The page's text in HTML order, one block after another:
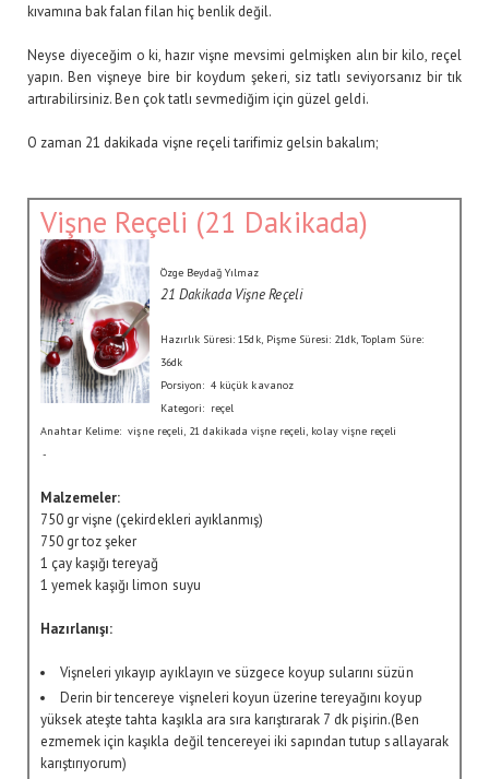
kıvamına bak falan filan hiç benlik değil.
Neyse diyeceğim o ki, hazır vişne mevsimi gelmişken alın bir kilo, reçel
yapın. Ben vişneye bire bir koydum şekeri, siz tatlı seviyorsanız bir tık
artırabilirsiniz. Ben çok tatlı sevmediğim için güzel geldi.
O zaman 21 dakikada vişne reçeli tarifimiz gelsin bakalım;
Vişne Reçeli (21 Dakikada)
Özge Beydağ Yılmaz
21 Dakikada Vişne Reçeli
Hazırlık Süresi:15dk , Pişme Süresi: 21dk , Toplam Süre:
36dk
Porsiyon: 4 küçük kavanoz
Kategori: reçel
Anahtar Kelime: vişne reçeli, 21 dakikada vişne reçeli, kolay vişne reçeli
-
Malzemeler:
750 gr vişne (çekirdekleri ayıklanmış)
750 gr toz şeker
1 çay kaşığı tereyağ
1 yemek kaşığı limon suyu
Hazırlanışı:
Vişneleri yıkayıp ayıklayın ve süzgece koyup sularını süzün
Derin bir tencereye vişneleri koyun üzerine tereyağını koyup
yüksek ateşte tahta kaşıkla ara sıra karıştırarak 7 dk pişirin.(Ben
ezmemek için kaşıkla değil tencereyei iki sapından tutup sallayarak
karıştırıyorum)